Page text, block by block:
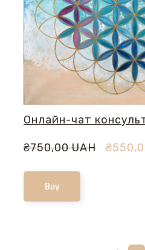
Онлайн-чат
₴750,00 UAH
Buy